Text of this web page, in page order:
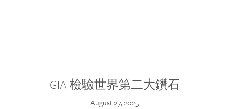
GIA 檢驗世界第二大鑽石
August 27, 2025